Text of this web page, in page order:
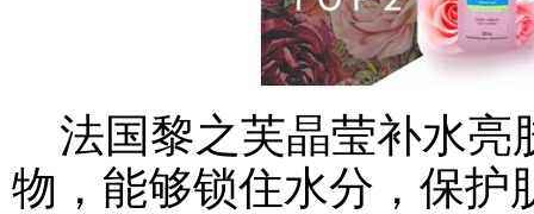
法国黎之芙晶莹补水亮
物，能够锁住水分，保护